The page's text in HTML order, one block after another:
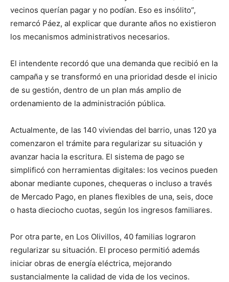
vecinos querían pagar y no podían. Eso es insólito”,
remarcó Páez, al explicar que durante años no existieron
los mecanismos administrativos necesarios.
El intendente recordó que una demanda que recibió en la
campaña y se transformó en una prioridad desde el inicio
de su gestión, dentro de un plan más amplio de
ordenamiento de la administración pública.
Actualmente, de las 140 viviendas del barrio, unas 120 ya
comenzaron el trámite para regularizar su situación y
avanzar hacia la escritura. El sistema de pago se
simplificó con herramientas digitales: los vecinos pueden
abonar mediante cupones, chequeras o incluso a través
de Mercado Pago, en planes flexibles de una, seis, doce
o hasta dieciocho cuotas, según los ingresos familiares.
Por otra parte, en Los Olivillos, 40 familias lograron
regularizar su situación. El proceso permitió además
iniciar obras de energía eléctrica, mejorando
sustancialmente la calidad de vida de los vecinos.